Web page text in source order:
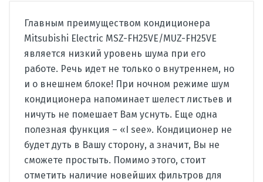
Главным преимуществом кондиционера
Mitsubishi Electric MSZ-FH25VE/MUZ-FH25VE
является низкий уровень шума при его
работе. Речь идет не только о внутреннем, но
и о внешнем блоке! При ночном режиме шум
кондиционера напоминает шелест листьев и
ничуть не помешает Вам уснуть. Еще одна
полезная функция – «I see». Кондиционер не
будет дуть в Вашу сторону, а значит, Вы не
сможете простыть. Помимо этого, стоит
отметить наличие новейших фильтров для